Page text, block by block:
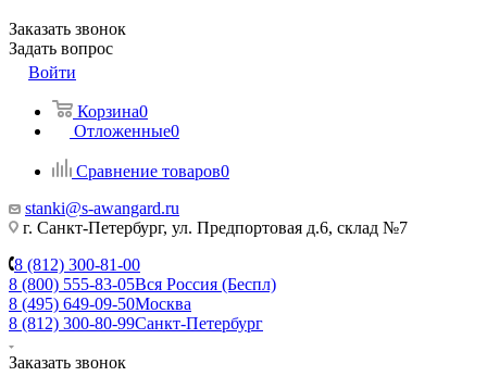
Заказать звонок
Задать вопрос
Войти
Корзина0
Отложенные0
Сравнение товаров0
stanki@s-awangard.ru
г. Санкт-Петербург, ул. Предпортовая д.6, склад №7
8 (812) 300-81-00
8 (800) 555-83-05Вся Россия (Беспл)
8 (495) 649-09-50Москва
8 (812) 300-80-99Санкт-Петербург
Заказать звонок